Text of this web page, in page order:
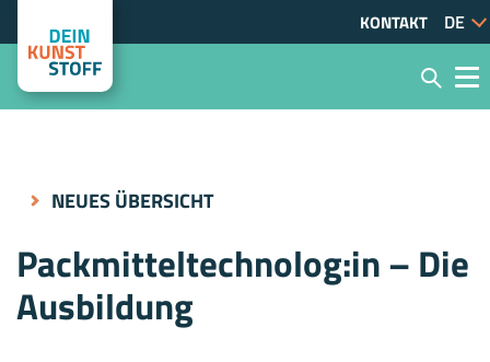
KONTAKT
NEUES ÜBERSICHT
Packmitteltechnolog:in – Die
Ausbildung